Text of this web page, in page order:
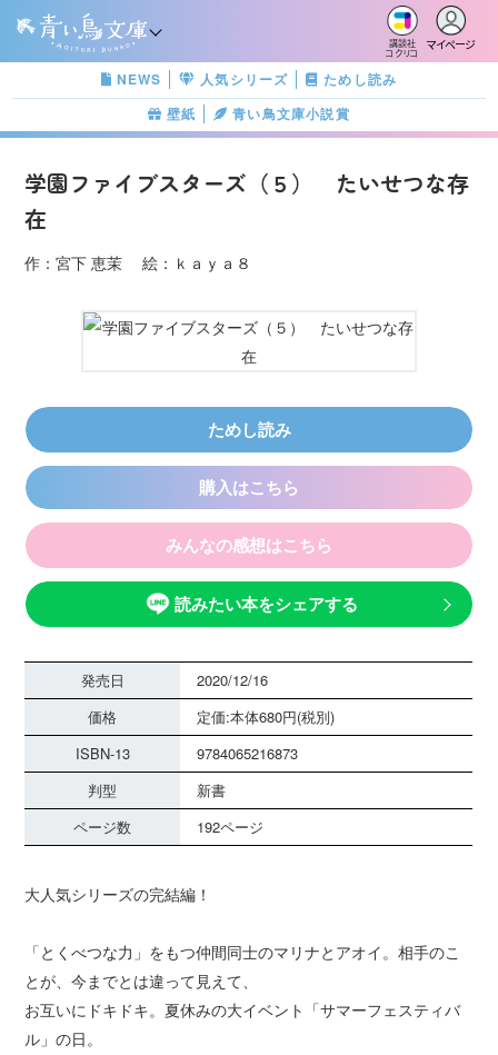
講談社
コクリコ
マイページ
NEWS 人気シリーズ
ためし読み
壁紙
青い鳥文庫小説賞
学園ファイブスターズ（５） たいせつな存
在
作：宮下 恵茉 絵：ｋａｙａ８
ためし読み
購入はこちら
みんなの感想はこちら
読みたい本をシェアする
発売日
2020/12/16
価格
定価:本体680円(税別)
ISBN-13
9784065216873
判型
新書
ページ数
192ページ
大人気シリーズの完結編！
「とくべつな力」をもつ仲間同士のマリナとアオイ。相手のこ
とが、今までとは違って見えて、
お互いにドキドキ。夏休みの大イベント「サマーフェスティバ
ル」の日。